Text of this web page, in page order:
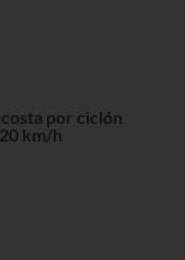
por ciclón
km/h